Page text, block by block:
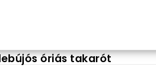
amire csak szükséged lehet,
nélkül, így mindig friss és tiszta
óriás takarót